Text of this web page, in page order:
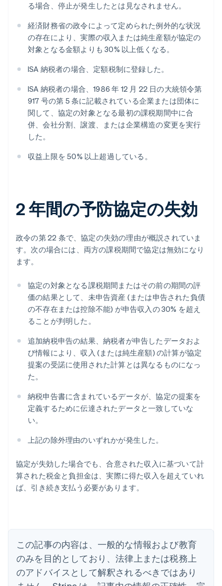
る場合、停止が発生したとは見なされません。
経済財務省の政令によって定められた例外的な状況
の存在により、実際の収入または純生産額が協定の
対象となる金額よりも 30% 以上低くなる。
ISA 納税者の場合、定額税制に登録した。
ISA 納税者の場合、1986 年 12 月 22 日の大統領令第
917 号の第 5 条に記載されている企業または団体に
関して、協定の対象となる最初の課税期間中に合
併、会社分割、譲渡、または企業構造の変更を実行
した。
収益上限を 50% 以上超過している。
2 年間の予防協定の失効
政令の第 22 条で、協定の失効の理由が概説されていま
す。次の場合には、両方の課税期間で協定は無効になり
ます。
協定の対象となる課税期間またはその前の期間の評
価の結果として、未申告資産 (または申告された負債
の不存在または控除不能) が申告収入の 30% を超え
ることが判明した。
追加納税申告の結果、納税者が申告したデータおよ
び情報により、収入 (または純生産額) の計算が協定
提案の受諾に使用された計算とは異なるものになっ
た。
納税申告書に含まれているデータが、協定の提案を
定義するために伝達されたデータと一致していな
い。
上記の除外理由のいずれかが発生した。
協定が失効した場合でも、合意された収入に基づいて計
算された税金と負担金は、実際に得た収入を超えていれ
ば、引き続き支払う必要があります。
この記事の内容は、一般的な情報および教育
のみを目的としており、法律上または税務上
のアドバイスとして解釈されるべきではあり
English
アメリカ
EnglishEspañol简体中文
ItalianoEnglish
インド
エストニア